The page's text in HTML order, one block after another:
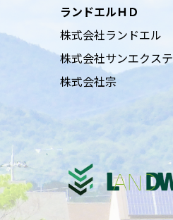
ランドエルＨＤ
株式会社ランドエル
株式会社サンエクス
株式会社宗